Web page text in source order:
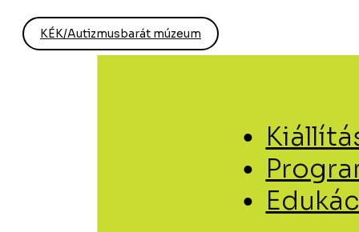
KÉK/Autizmusbarát múzeum